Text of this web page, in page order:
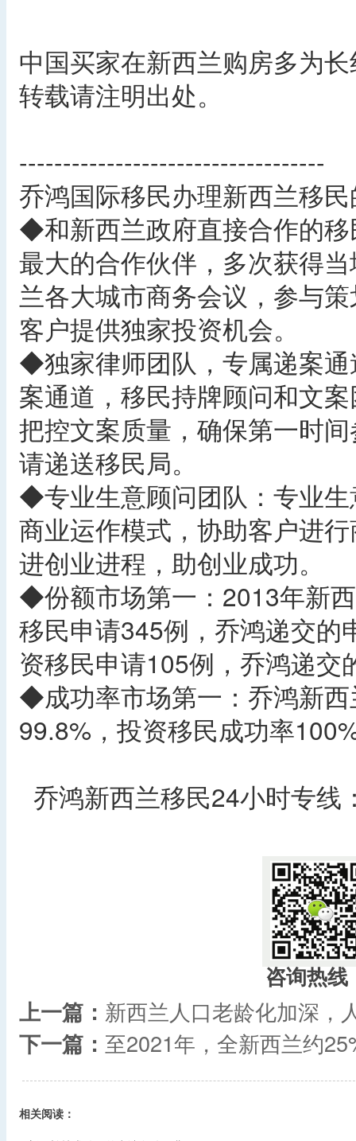
中国买家在新西兰购房多为
转载请注明出处。
-----------------------------------
乔鸿国际移民办理新西兰移
◆和新西兰政府直接合作的
最大的合作伙伴，多次获得
兰各大城市商务会议，参与
客户提供独家投资机会。
◆独家律师团队，专属递案
案通道，移民持牌顾问和文
把控文案质量，确保第一时
请递送移民局。
◆专业生意顾问团队：专业
商业运作模式，协助客户进
进创业进程，助创业成功。
◆份额市场第一：2013年新
移民申请345例，乔鸿递交
资移民申请105例，乔鸿递
◆成功率市场第一：乔鸿新
99.8%，投资移民成功率
乔鸿新西兰移民24小时专线
咨询热线
上一篇： 新西兰人口老龄化加深，
下一篇： 至2021年，全新西兰约
相关阅读：